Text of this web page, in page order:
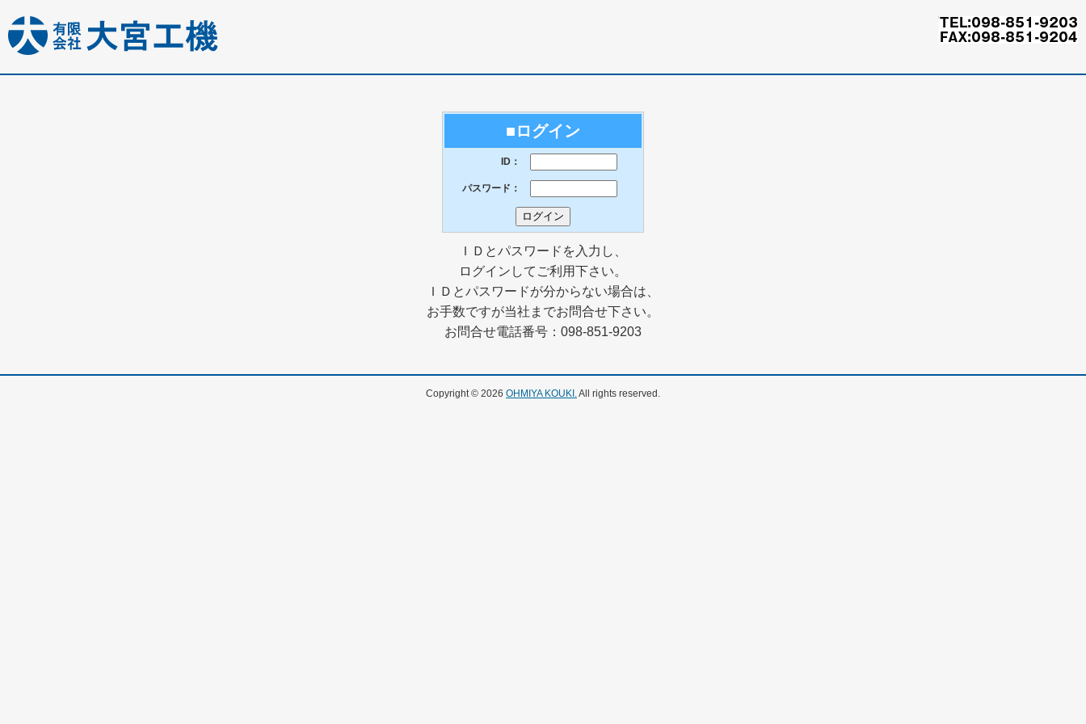
■ログイン
ID：
パスワード：
ＩＤとパスワードを入力し、
ログインしてご利用下さい。
ＩＤとパスワードが分からない場合は、
お手数ですが当社までお問合せ下さい。
お問合せ電話番号：098-851-9203
Copyright © 2026 OHMIYA KOUKI.All rights reserved.